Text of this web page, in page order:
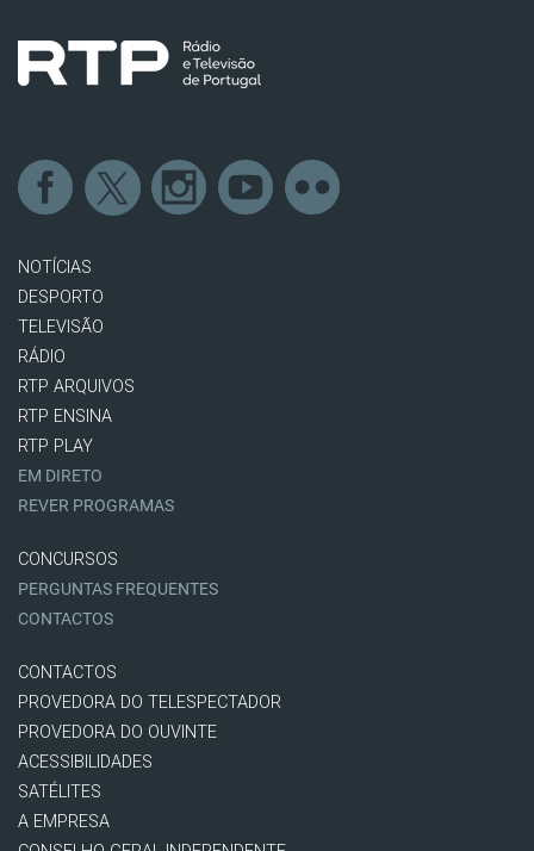
NOTÍCIAS
DESPORTO
TELEVISÃO
RÁDIO
RTP ARQUIVOS
RTP ENSINA
RTP PLAY
EM DIRETO
REVER PROGRAMAS
CONCURSOS
PERGUNTAS FREQUENTES
CONTACTOS
CONTACTOS
PROVEDORA DO TELESPECTADOR
PROVEDORA DO OUVINTE
ACESSIBILIDADES
SATÉLITES
A EMPRESA